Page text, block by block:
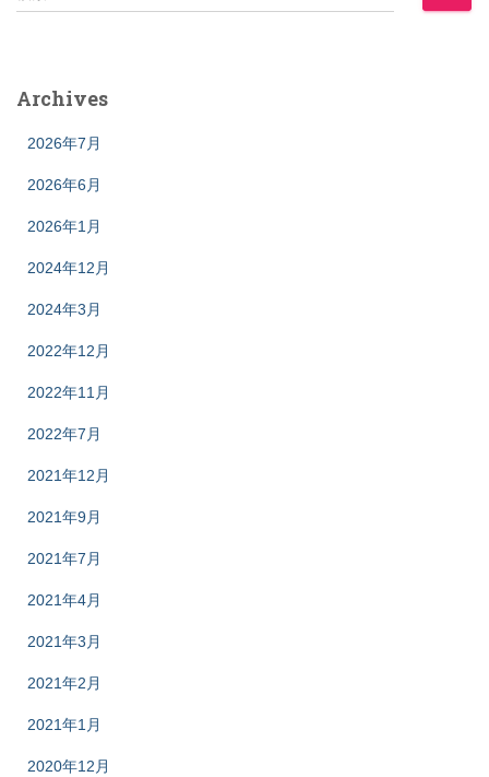
送
り
索
Archives
2026年7月
2026年6月
2026年1月
2024年12月
2024年3月
2022年12月
2022年11月
2022年7月
2021年12月
2021年9月
2021年7月
2021年4月
2021年3月
2021年2月
2021年1月
2020年12月